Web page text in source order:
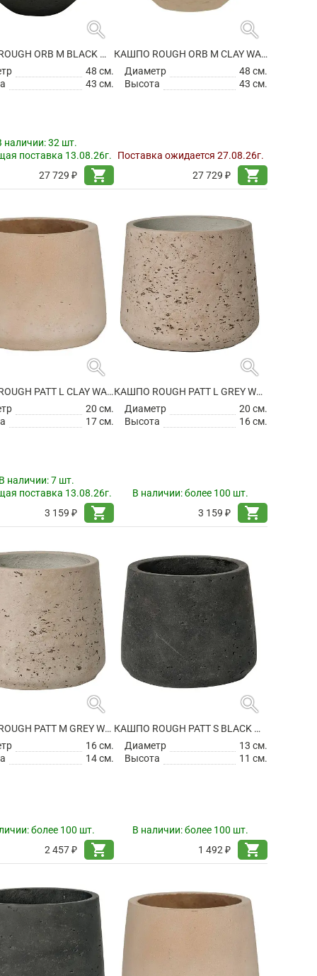
search
КАШПО ROUGH ORB M BLACK WASHED
48 см.
43 см.
наличии:32 шт.
поставка 13.08.26г.
27 729 ₽
shopping_cart
search
КАШПО ROUGH ORB M CLAY WASHED
Диаметр
48 см.
Высота
43 см.
Поставка ожидается 27.08.26г.
27 729 ₽
shopping_cart
search
КАШПО ROUGH PATT L CLAY WASHED
20 см.
17 см.
наличии:7 шт.
поставка 13.08.26г.
3 159 ₽
shopping_cart
search
КАШПО ROUGH PATT L GREY WASHED
Диаметр
20 см.
Высота
16 см.
В наличии:более 100 шт.
3 159 ₽
shopping_cart
search
КАШПО ROUGH PATT M GREY WASHED
16 см.
14 см.
более 100 шт.
2 457 ₽
shopping_cart
search
КАШПО ROUGH PATT S BLACK WASHED
Диаметр
13 см.
Высота
11 см.
В наличии:более 100 шт.
1 492 ₽
shopping_cart